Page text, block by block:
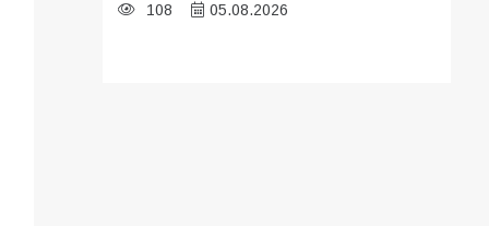
108 05.08.2026